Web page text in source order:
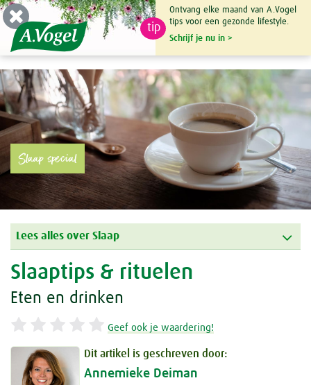
Slaap special
Lees alles over Slaap
Slaaptips & rituelen
Eten en drinken
Geef ook je waardering!
Dit artikel is geschreven door:
Annemieke Deiman
tip
Ontvang elke maand van A.Vogel
tips voor een gezonde lifestyle.
Schrijf je nu in >